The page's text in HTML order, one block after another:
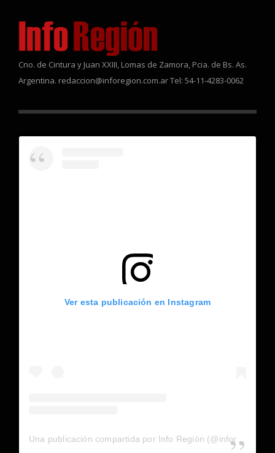
Cno. de Cintura y Juan XXIII, Lomas de Zamora, Pcia. de Bs. As.
Argentina. redaccion@inforegion.com.ar Tel: 54-11-4283-0062
Ver esta publicación en Instagram